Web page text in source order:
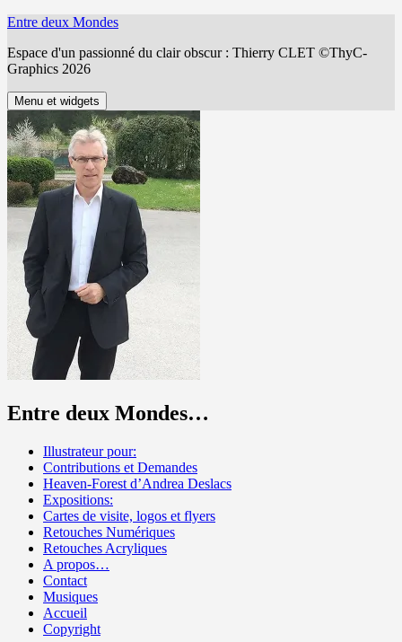
Aller
contenu
Entre deux Mondes
Espace d'un passionné du clair obscur : Thierry CLET ©ThyC-
Graphics 2026
Menu et widgets
Entre deux Mondes…
Illustrateur pour:
Contributions et Demandes
Heaven-Forest d’Andrea Deslacs
Expositions:
Cartes de visite, logos et flyers
Retouches Numériques
Retouches Acryliques
A propos…
Contact
Musiques
Accueil
Copyright